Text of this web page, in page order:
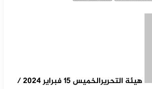
هيئة التحرير
الخميس 15 فبراير 2024 /